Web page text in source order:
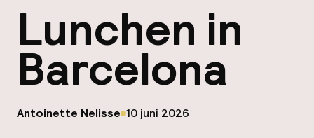
Lunchen in
Barcelona
Gepubliceerd door
Antoinette Nelisse op
10 juni 2026